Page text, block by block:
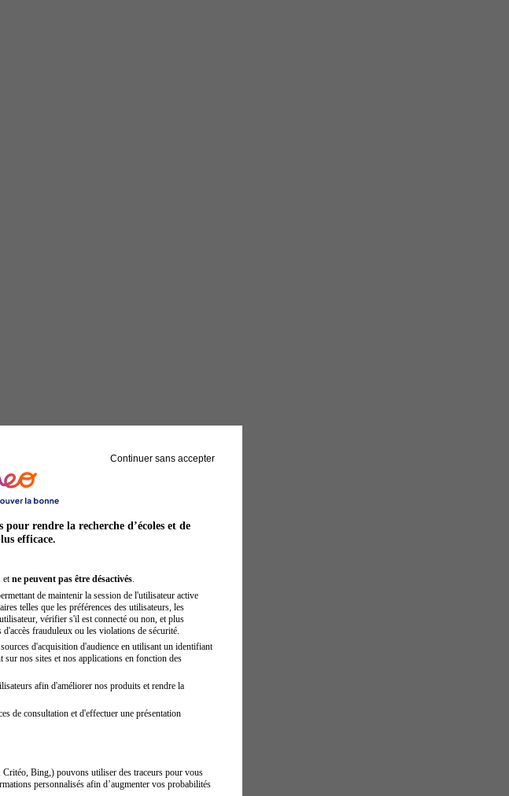
Continuer sans accepter
rendre la recherche d’écoles et de
efficace.
et ne peuvent pas être désactivés.
de maintenir la session de l'utilisateur active
telles que les préférences des utilisateurs, les
vérifier s'il est connecté ou non, et plus
frauduleux ou les violations de sécurité.
d'acquisition d'audience en utilisant un identifiant
nos sites et nos applications en fonction des
afin d'améliorer nos produits et rendre la
de consultation et d'effectuer une présentation
Critéo, Bing,) pouvons utiliser des traceurs pour vous
personnalisés afin d’augmenter vos probabilités